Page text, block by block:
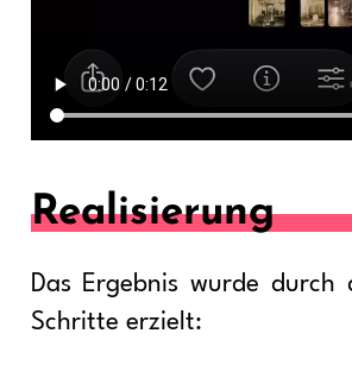
Realisierung
Das Ergebnis wurde durch
Schritte erzielt: